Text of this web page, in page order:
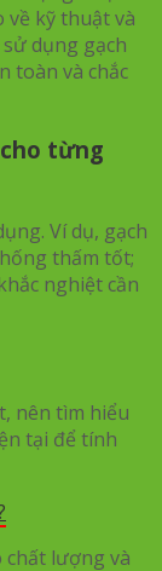
về kỹ thuật và
dụng gạch
toàn và chắc
từng
Ví dụ, gạch
thấm tốt;
nghiệt cần
nên tìm hiểu
tại để tính
chất lượng và